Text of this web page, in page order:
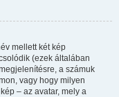
mellett két kép
(ezek általában
a számuk
vagy hogy milyen
– az avatar, mely a